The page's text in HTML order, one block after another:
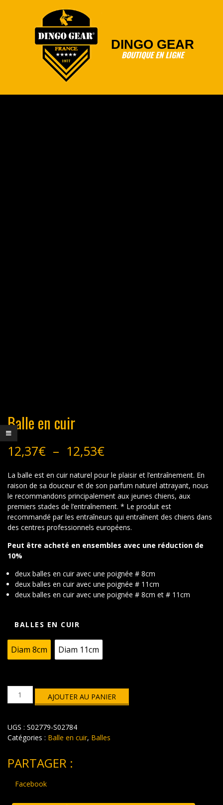
DINGO GEAR
BOUTIQUE EN LIGNE
Balle en cuir
12,37€ – 12,53€Plage
prix :
12,37€
à
12,53€
La balle est en cuir naturel pour le plaisir et l’entraînement. En
raison de sa douceur et de son parfum naturel attrayant, nous
le recommandons principalement aux jeunes chiens, aux
premiers stades de l’entraînement. * Le produit est
recommandé par les entraîneurs qui entraînent des chiens dans
des centres professionnels européens.
Peut être acheté en ensembles avec une réduction de
10%
deux balles en cuir avec une poignée # 8cm
deux balles en cuir avec une poignée # 11cm
deux balles en cuir avec une poignée # 8cm et # 11cm
BALLES EN CUIR
Diam 8cm Diam 11cm
quantité
cuir
AJOUTER AU PANIER
UGS : S02779-S02784
Catégories : Balle en cuir, Balles
PARTAGER :
Facebook